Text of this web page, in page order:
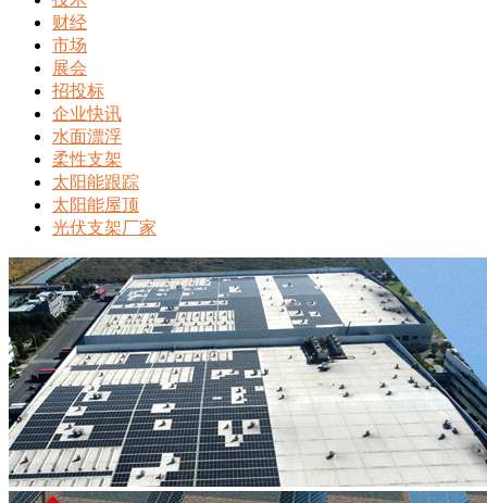
财经
市场
展会
招投标
企业快讯
水面漂浮
柔性支架
太阳能跟踪
太阳能屋顶
光伏支架厂家